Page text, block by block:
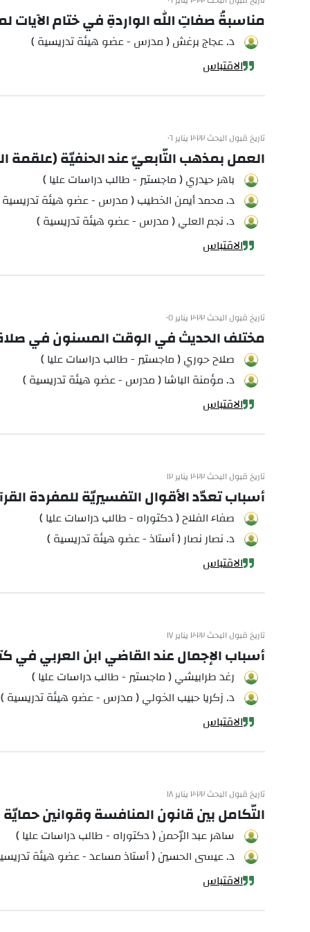
مناسبةُ صفاتِ الله الواردةِ في ختام
د. عجاج برغش ( مدرس - عضو هيئة تدريسية )
الاقتباس
تاريخ قبول البحث ٢٠٢٢ يناير ٠٦
العمل بمذهب التّابعيّ عند الحنفيّة (علقمة
باهر حيدري ( ماجستير - طالب دراسات عليا )
د. محمد أيمن الخطيب ( مدرس - عضو هيئة
د. نجم العلي ( مدرس - عضو هيئة تدريسية )
الاقتباس
تاريخ قبول البحث ٢٠٢٢ يناير ٠٥
مختلف الحديث في الوقت المسنون في
صلاح حوري ( ماجستير - طالب دراسات عليا )
د. مؤمنة الباشا ( مدرس - عضو هيئة تدريسية )
الاقتباس
تاريخ قبول البحث ٢٠٢٢ يناير ١٢
أسباب تعدّد الأقوال التفسيريّة للمفردة
صفاء الفلاح ( دكتوراه - طالب دراسات عليا )
د. نصار نصار ( أستاذ - عضو هيئة تدريسية )
الاقتباس
تاريخ قبول البحث ٢٠٢٢ يناير ١٧
أسباب الإجمال عند القاضي ابن العربي في
رغد طرابيشي ( ماجستير - طالب دراسات عليا )
د. زكريا حبيب الخولي ( مدرس - عضو هيئة تدريسية )
الاقتباس
تاريخ قبول البحث ٢٠٢٢ يناير ١٨
التّكامل بين قانون المنافسة وقوانين
ساهر عبد الرّحمن ( دكتوراه - طالب دراسات عليا )
د. عيسى الحسين ( أستاذ مساعد - عضو هيئة
الاقتباس